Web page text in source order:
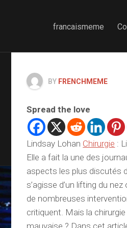
francaismeme
BY FRENCHMEME
Spread the love
Lindsay Lohan Chirurgie :
Elle a fait la une des
aspects les plus discutés
s’agisse d’un lifting du
de nombreuses
critiquent. Mais la
mauvaise ? Dans cet